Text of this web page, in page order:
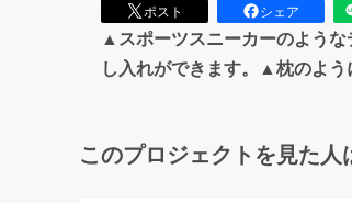
ポスト シェア
▲スポーツスニーカーのよう
し入れができます。▲枕のよう
このプロジェクトを見た